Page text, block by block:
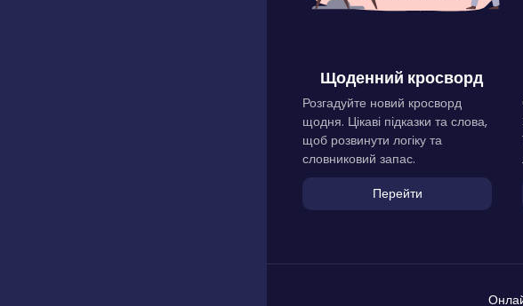
Щоденний кросворд
Розгадуйте новий кросворд
щодня. Цікаві підказки та слова,
щоб розвинути логіку та
словниковий запас.
Перейти